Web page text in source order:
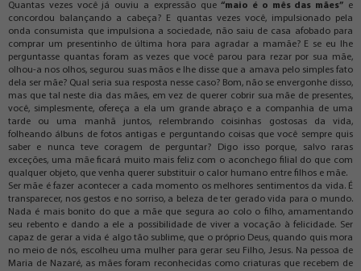
Quantas vezes você já ouviu a expressão que“maio é o mês das mães” e
concordou balançando a cabeça? E quantas vezes você, impulsionado pela
onda consumista que impulsiona a sociedade, não saiu de casa afobado para
comprar um presentinho de última hora para agradar a mamãe? E se eu lhe
perguntasse quantas foram as vezes que você parou para rezar por sua mãe,
olhou-a nos olhos, segurou suas mãos e lhe disse que a amava pelo simples fato
dela ser mãe? Qual seria sua resposta nesse caso? Bom, não se envergonhe disso,
mas que tal neste dia das mães, em vez de querer cobrir sua mãe de presentes,
você, simplesmente, ofereça a ela um grande abraço e a companhia de uma
tarde ou uma manhã juntos, relembrando coisinhas gostosas da vida,
folheando álbuns de fotos antigas e perguntando coisas que você sempre quis
saber e nunca teve coragem de perguntar? Digo isso porque, salvo raras
exceções, uma mãe ficará muito mais feliz com o aconchego filial do que com
qualquer objeto, que venha querer substituir o calor humano entre filhos e mãe.
Ser mãe é fazer acontecer a cada momento os melhores sentimentos da vida. É
transparecer, nos gestos e no sorriso, a beleza de ter gerado vida para o mundo.
Nada é mais bonito do que a mãe que segura ao colo o filho, amamentando
seu rebento e dando a ele a possibilidade de viver a vocação à felicidade. Ser
capaz de gerar a vida é algo tão sublime, que o próprio Deus, quando quis mora
no meio de nós, escolheu uma mulher para gerar seu Filho, Jesus. Na pessoa de
Maria de Nazaré, as mães foram reconhecidas como criaturas que recebem de